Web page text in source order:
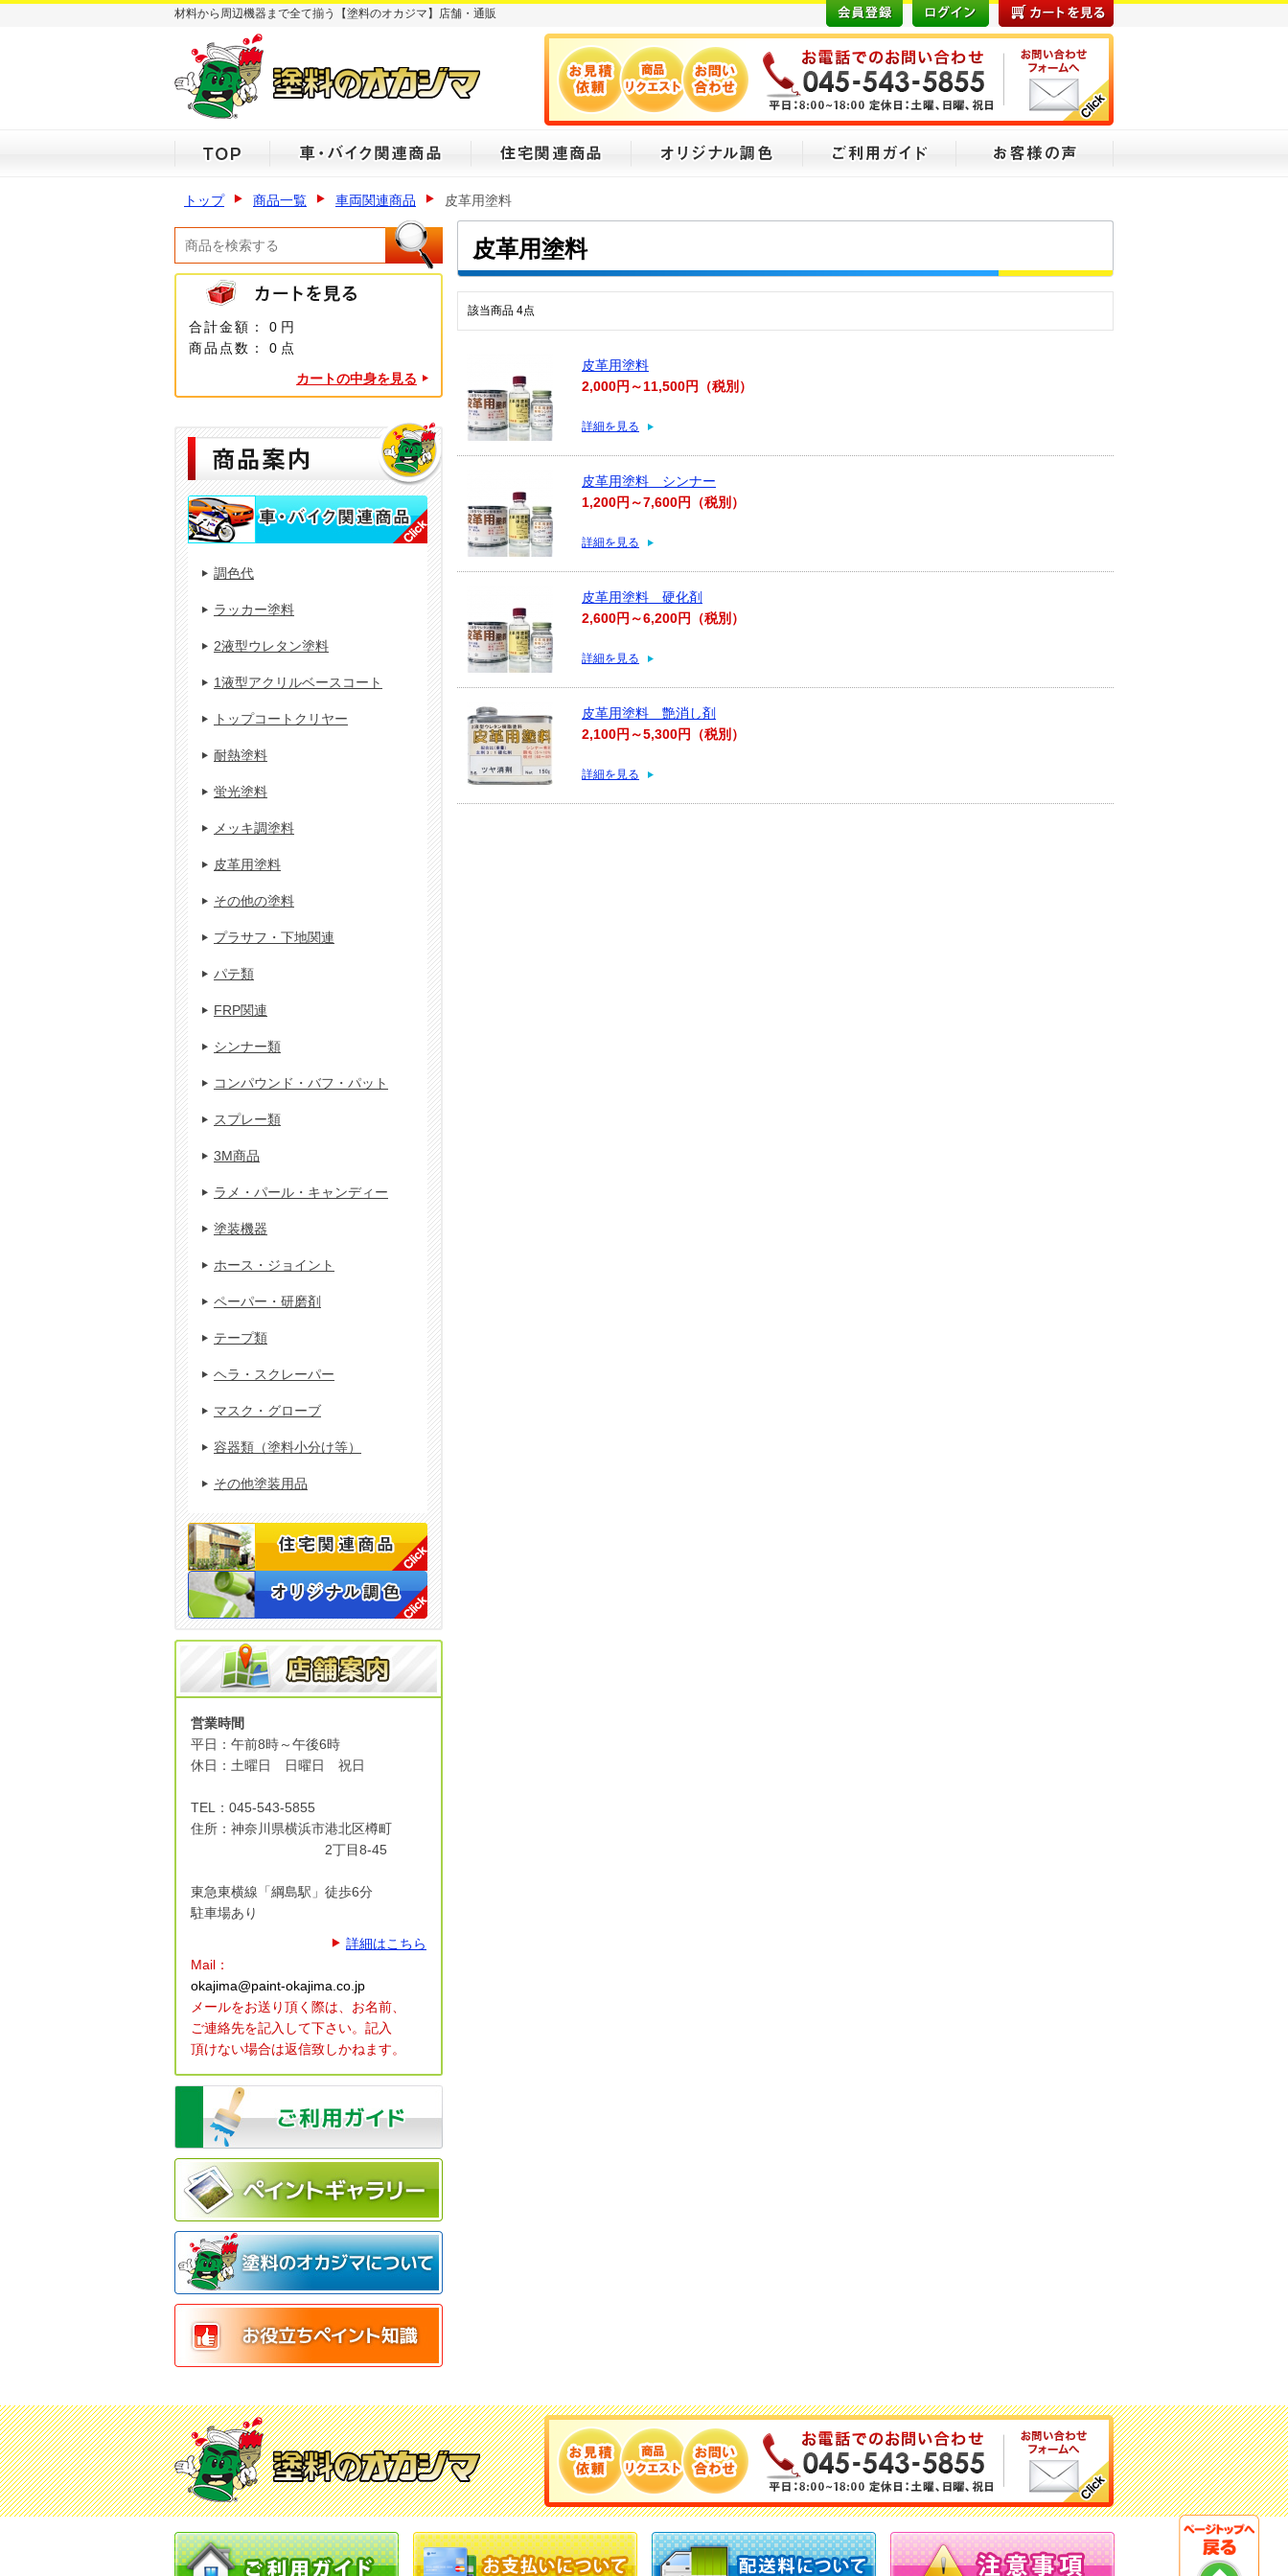
材料から周辺機器まで全て揃う【塗料のオカジマ】店舗・通販
トップ 商品一覧 車両関連商品 皮革用塗料
皮革用塗料
該当商品 4点
皮革用塗料
2,000円～11,500円（税別）
詳細を見る
皮革用塗料 シンナー
1,200円～7,600円（税別）
詳細を見る
皮革用塗料 硬化剤
2,600円～6,200円（税別）
詳細を見る
皮革用塗料 艶消し剤
2,100円～5,300円（税別）
詳細を見る
合計金額：
0 円
商品点数：
0 点
カートの中身を見る
調色代
ラッカー塗料
2液型ウレタン塗料
1液型アクリルベースコート
トップコートクリヤー
耐熱塗料
蛍光塗料
メッキ調塗料
皮革用塗料
その他の塗料
プラサフ・下地関連
パテ類
FRP関連
シンナー類
コンパウンド・バフ・パット
スプレー類
3M商品
ラメ・パール・キャンディー
塗装機器
ホース・ジョイント
ペーパー・研磨剤
テープ類
ヘラ・スクレーパー
マスク・グローブ
容器類（塗料小分け等）
その他塗装用品
営業時間
平日：午前8時～午後6時
休日：土曜日 日曜日 祝日
TEL：045-543-5855
住所：神奈川県横浜市港北区樽町
2丁目8-45
東急東横線「綱島駅」徒歩6分
駐車場あり
詳細はこちら
Mail：
okajima@paint-okajima.co.jp
メールをお送り頂く際は、 お名前、
ご連絡先を記入して下さい。 記入
頂けない場合は返信致しかねます。